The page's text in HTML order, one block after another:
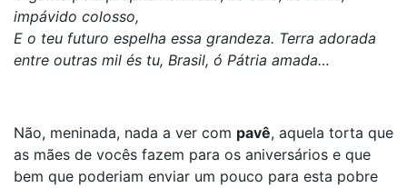
impávido colosso,
E o teu futuro espelha essa grandeza. Terra adorada
entre outras mil és tu, Brasil, ó Pátria amada…
Não, meninada, nada a ver com pavê, aquela torta que
as mães de vocês fazem para os aniversários e que
bem que poderiam enviar um pouco para esta pobre